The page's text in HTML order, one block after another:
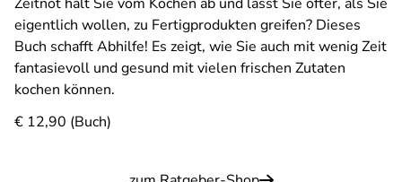
eigentlich wollen, zu Fertigprodukten greifen? Dieses
Buch schafft Abhilfe! Es zeigt, wie Sie auch mit wenig Zeit
fantasievoll und gesund mit vielen frischen Zutaten
kochen können.
€ 12,90 (Buch)